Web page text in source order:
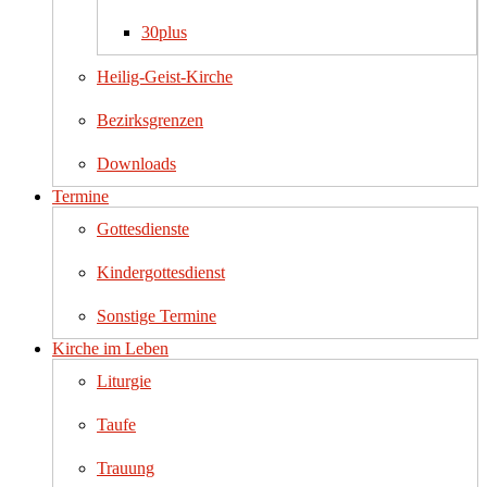
30plus
Heilig-Geist-Kirche
Bezirksgrenzen
Downloads
Termine
Gottesdienste
Kindergottesdienst
Sonstige Termine
Kirche im Leben
Liturgie
Taufe
Trauung